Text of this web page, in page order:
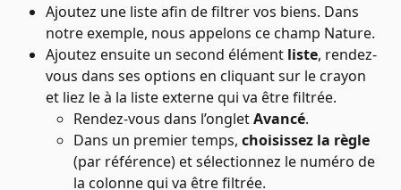
Ajoutez une liste afin de filtrer vos biens. Dans
notre exemple, nous appelons ce champ Nature.
Ajoutez ensuite un second élément liste, rendez-
vous dans ses options en cliquant sur le crayon
et liez le à la liste externe qui va être filtrée.
Rendez-vous dans l’onglet Avancé.
Dans un premier temps, choisissez la règle
(par référence) et sélectionnez le numéro de
la colonne qui va être filtrée.